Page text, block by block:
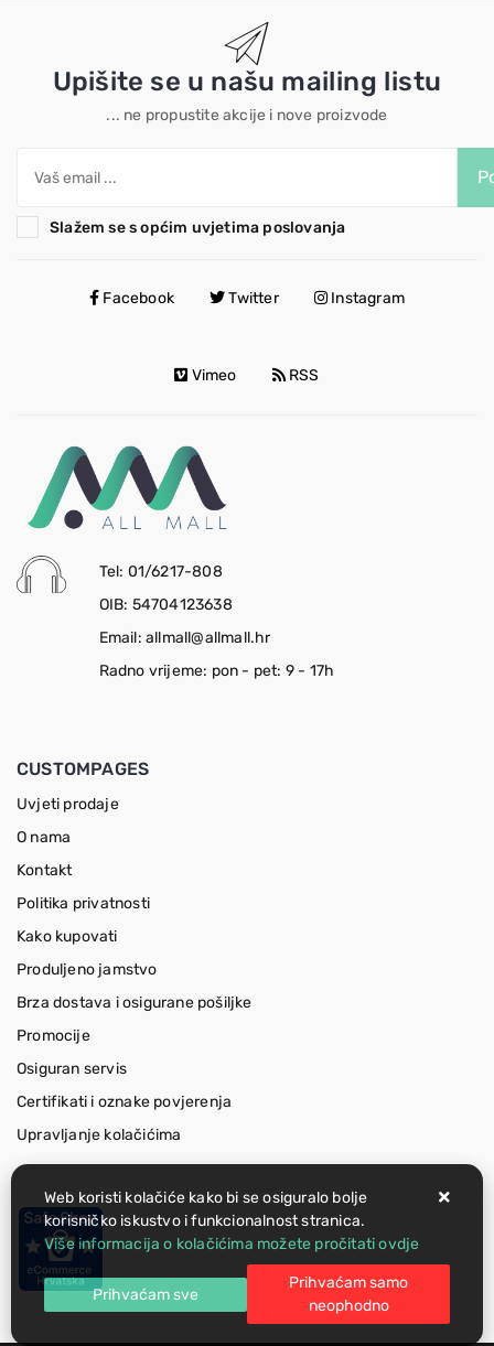
Upišite se u našu mailing listu
... ne propustite akcije i nove proizvode
Slažem se s općim uvjetima poslovanja
Facebook Twitter Instagram
Vimeo RSS
Tel: 01/6217-808
OIB: 54704123638
Email: allmall@allmall.hr
Radno vrijeme: pon - pet: 9 - 17h
CUSTOMPAGES
Uvjeti prodaje
O nama
Kontakt
Politika privatnosti
Kako kupovati
Produljeno jamstvo
Brza dostava i osigurane pošiljke
Promocije
Osiguran servis
Certifikati i oznake povjerenja
Upravljanje kolačićima
Web koristi kolačiće kako bi se osiguralo bolje
korisničko iskustvo i funkcionalnost stranica.
Više informacija o kolačićima možete pročitati ovdje
Prihvaćam sve
Prihvaćam samo
neophodno